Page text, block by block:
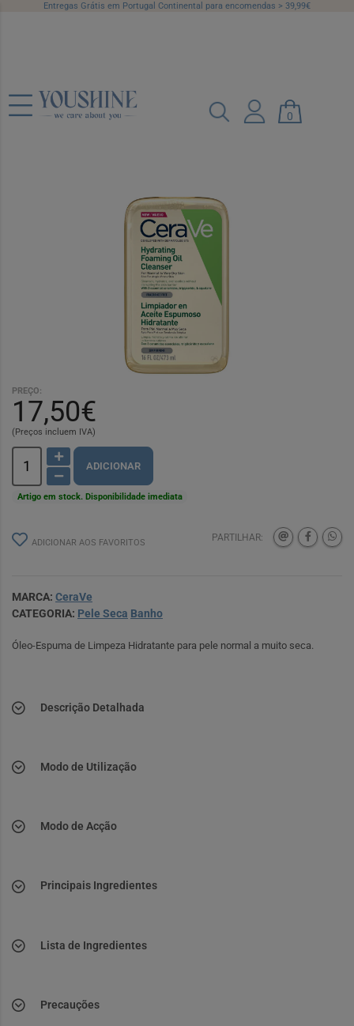
Entregas Grátis em Portugal Continental para encomendas > 39,99€
0
CeraVe Óleo-Espuma Limpeza
Hidratante 473 ml
PREÇO:
17,50€
(Preços incluem IVA)
ADICIONAR
Artigo em stock. Disponibilidade imediata
ADICIONAR AOS FAVORITOS PARTILHAR:
MARCA: CeraVe
CATEGORIA: Pele Seca Banho
Óleo-Espuma de Limpeza Hidratante para pele normal a muito seca.
Descrição Detalhada
Modo de Utilização
Modo de Acção
Principais Ingredientes
Lista de Ingredientes
Precauções